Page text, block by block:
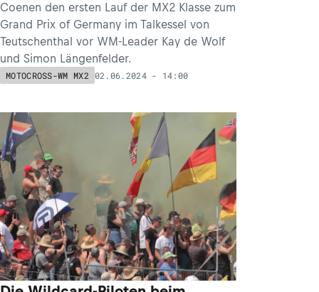
Coenen den ersten Lauf der MX2 Klasse zum
Grand Prix of Germany im Talkessel von
Teutschenthal vor WM-Leader Kay de Wolf
und Simon Längenfelder.
MOTOCROSS-WM MX2 02.06.2024 - 14:00